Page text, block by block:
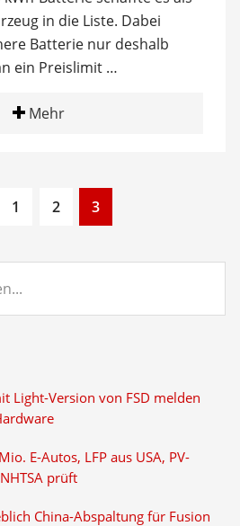
in die Liste. Dabei
Batterie nur deshalb
ein Preislimit …
Mehr
Go
1
Go
2
Go
to
3
Light-Version von FSD melden
E-Autos, LFP aus USA, PV-
prüft
China-Abspaltung für Fusion